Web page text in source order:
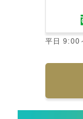
平日